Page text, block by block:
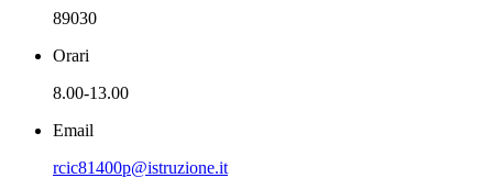
89030
Orari
8.00-13.00
Email
rcic81400p@istruzione.it